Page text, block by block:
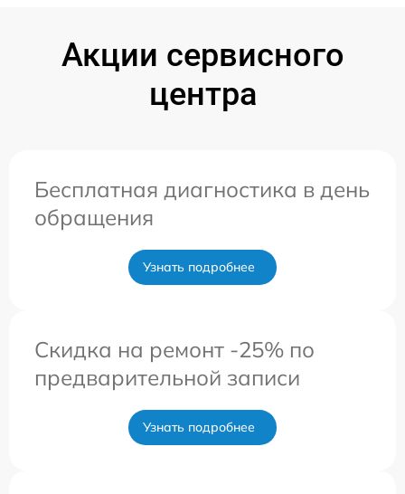
Акции сервисного
центра
Бесплатная диагностика в день
обращения
Узнать подробнее
Скидка на ремонт -25% по
предварительной записи
Узнать подробнее